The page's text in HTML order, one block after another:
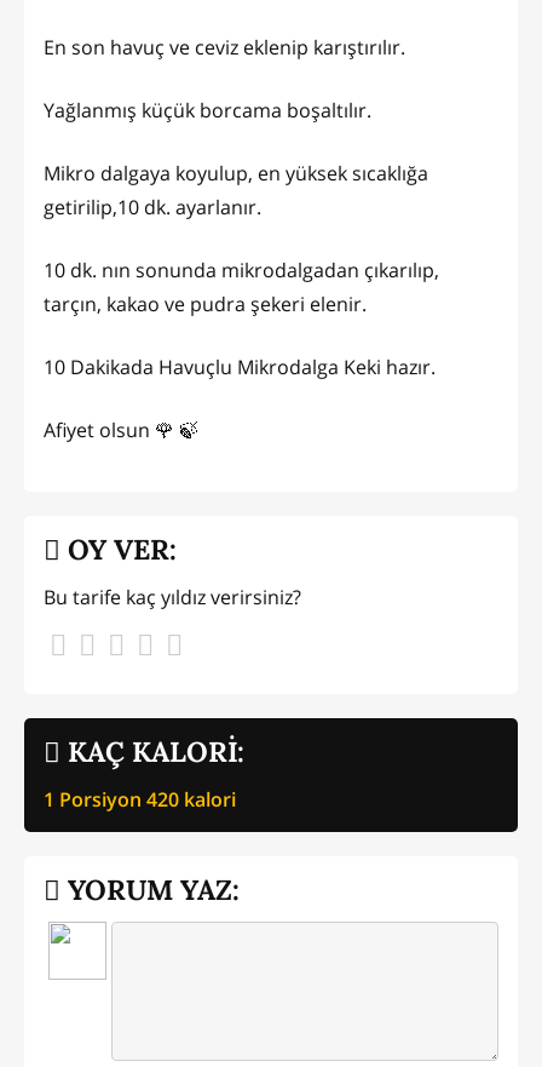
En son havuç ve ceviz eklenip karıştırılır.
Yağlanmış küçük borcama boşaltılır.
Mikro dalgaya koyulup, en yüksek sıcaklığa
getirilip,10 dk. ayarlanır.
10 dk. nın sonunda mikrodalgadan çıkarılıp,
tarçın, kakao ve pudra şekeri elenir.
10 Dakikada Havuçlu Mikrodalga Keki hazır.
Afiyet olsun 🌹 🍃
KAÇ KALORİ:
1 Porsiyon 420 kalori
OY VER:
Bu tarife kaç yıldız verirsiniz?
YORUM YAZ: